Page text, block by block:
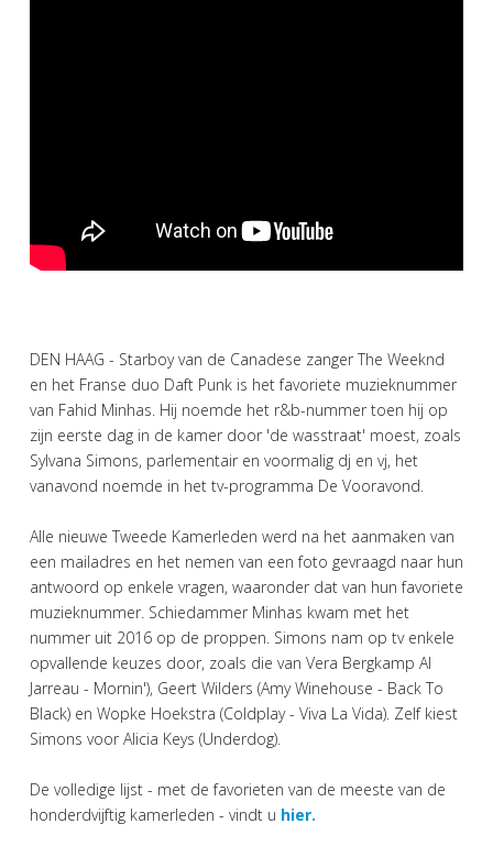
DEN HAAG - Starboy van de Canadese zanger The Weeknd
en het Franse duo Daft Punk is het favoriete muzieknummer
van Fahid Minhas. Hij noemde het r&b-nummer toen hij op
zijn eerste dag in de kamer door 'de wasstraat' moest, zoals
Sylvana Simons, parlementair en voormalig dj en vj, het
vanavond noemde in het tv-programma De Vooravond.
Alle nieuwe Tweede Kamerleden werd na het aanmaken van
een mailadres en het nemen van een foto gevraagd naar hun
antwoord op enkele vragen, waaronder dat van hun favoriete
muzieknummer. Schiedammer Minhas kwam met het
nummer uit 2016 op de proppen. Simons nam op tv enkele
opvallende keuzes door, zoals die van Vera Bergkamp Al
Jarreau - Mornin'), Geert Wilders (Amy Winehouse - Back To
Black) en Wopke Hoekstra (Coldplay - Viva La Vida). Zelf kiest
Simons voor Alicia Keys (Underdog).
De volledige lijst - met de favorieten van de meeste van de
honderdvijftig kamerleden - vindt u hier.